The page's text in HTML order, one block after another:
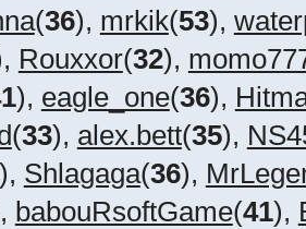
(36), mrkik(53),
Rouxxor(32),
), eagle_one(36),
(33), alex.bett(35),
Shlagaga(36),
babouRsoftGame(41),